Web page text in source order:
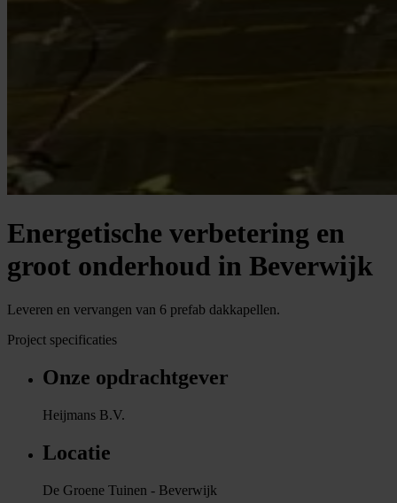
Energetische verbetering en
groot onderhoud in Beverwijk
Leveren en vervangen van 6 prefab dakkapellen.
Project specificaties
Onze opdrachtgever
Heijmans B.V.
Locatie
De Groene Tuinen - Beverwijk